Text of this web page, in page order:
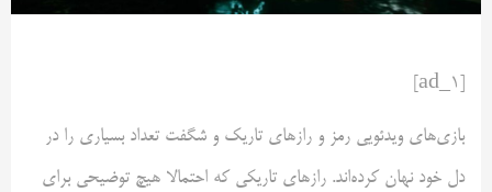
بازی‌های ویدئویی رمز و رازهای تاریک و شگفت تعداد بسیاری را در
دل خود نهان کرده‌اند. رازهای تاریکی که احتمالا هیچ توضیحی برای